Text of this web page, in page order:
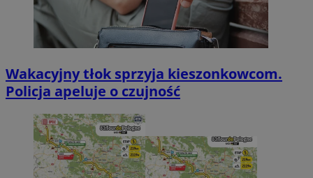
Wakacyjny tłok sprzyja kieszonkowcom.
Policja apeluje o czujność